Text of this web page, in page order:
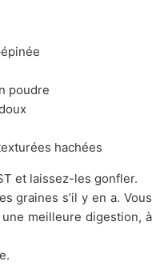
poudre
hachées
et laissez-les gonfler.
graines s’il y en a. Vous
meilleure digestion, à